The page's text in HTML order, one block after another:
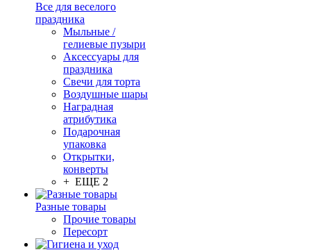
Все для веселого
праздника
Мыльные /
гелиевые пузыри
Аксессуары для
праздника
Свечи для торта
Воздушные шары
Наградная
атрибутика
Подарочная
упаковка
Открытки,
конверты
+ ЕЩЕ 2
Разные товары
Прочие товары
Пересорт